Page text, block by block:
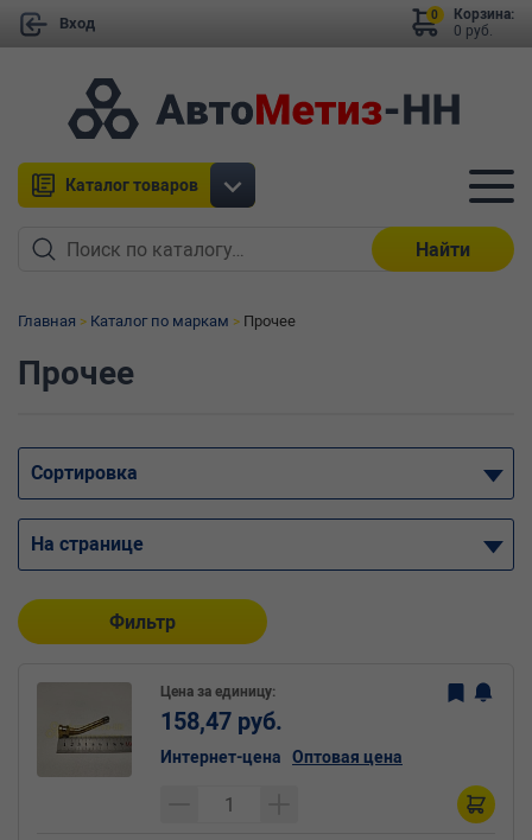
Вход
Корзина:
0 руб.
0
Каталог товаров
Найти
Главная Каталог по маркам Прочее
Прочее
Сортировка
На странице
Фильтр
Цена за единицу:
158,47 руб.
Интернет-цена Оптовая цена